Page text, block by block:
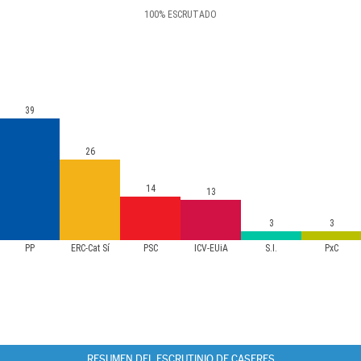
100% ESCRUTADO
PP ERC-Cat Sí PSC ICV-EUiA S.I. PxC
39
26
14 13
3 3